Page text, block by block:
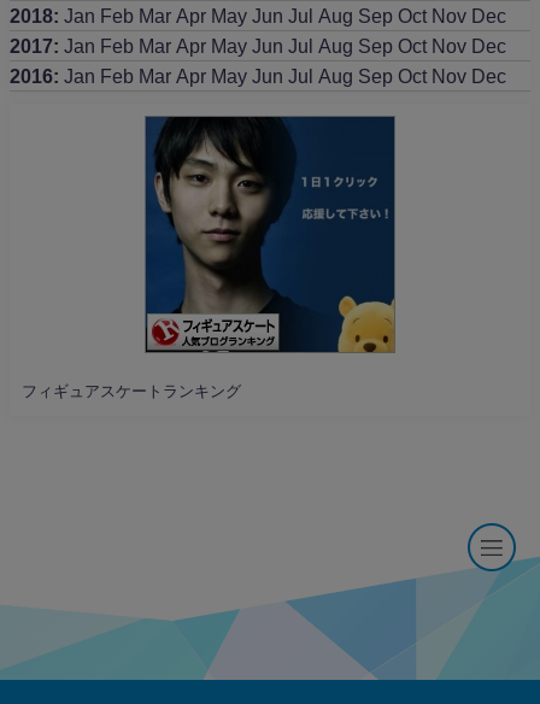
2018: Jan Feb Mar Apr May Jun Jul Aug Sep Oct Nov Dec
2017: Jan Feb Mar Apr May Jun Jul Aug Sep Oct Nov Dec
2016: Jan Feb Mar Apr May Jun Jul Aug Sep Oct Nov Dec
フィギュアスケートランキング